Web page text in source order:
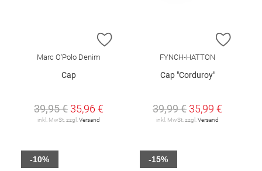
ZUR WUNSCHLISTE HINZUFÜGEN
Marc O'Polo Denim
Cap
39,95 € 35,96 €
inkl. MwSt. zzgl. Versand
ZUR
FYNCH-HATTON
Cap "Corduroy"
39,99 € 35,99 €
inkl. MwSt. zzgl. Versand
-10% -15%